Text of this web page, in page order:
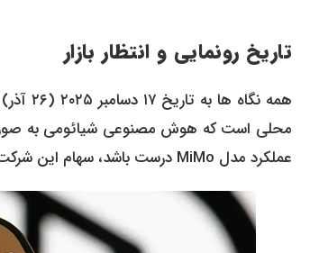
تاریخ رونمایی و انتظار بازار
همه
محلی است که هوش مصنوعی شیائومی به صورت
عملکرد مدل MiMo درست باشد، سهام این شرکت و جایگاه آن در صنعت تکنولوژی جهش قابل توجهی خواهد داشت.